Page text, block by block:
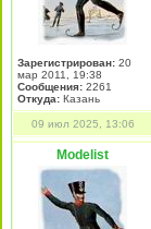
Зарегистрирован: 20
мар 2011, 19:38
Сообщения: 2261
Откуда: Казань
09 июл 2025, 13:06
Modelist